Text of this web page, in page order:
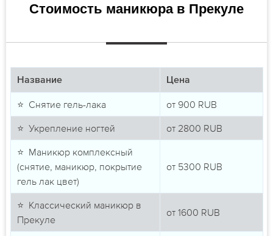
Стоимость маникюра в Прекуле
Название Цена
⭐ Снятие гель-лака от 900 RUB
⭐ Укрепление ногтей от 2800 RUB
⭐ Маникюр комплексный
(снятие, маникюр, покрытие
гель лак цвет)
от 5300 RUB
⭐ Классический маникюр в
Прекуле
от 1600 RUB